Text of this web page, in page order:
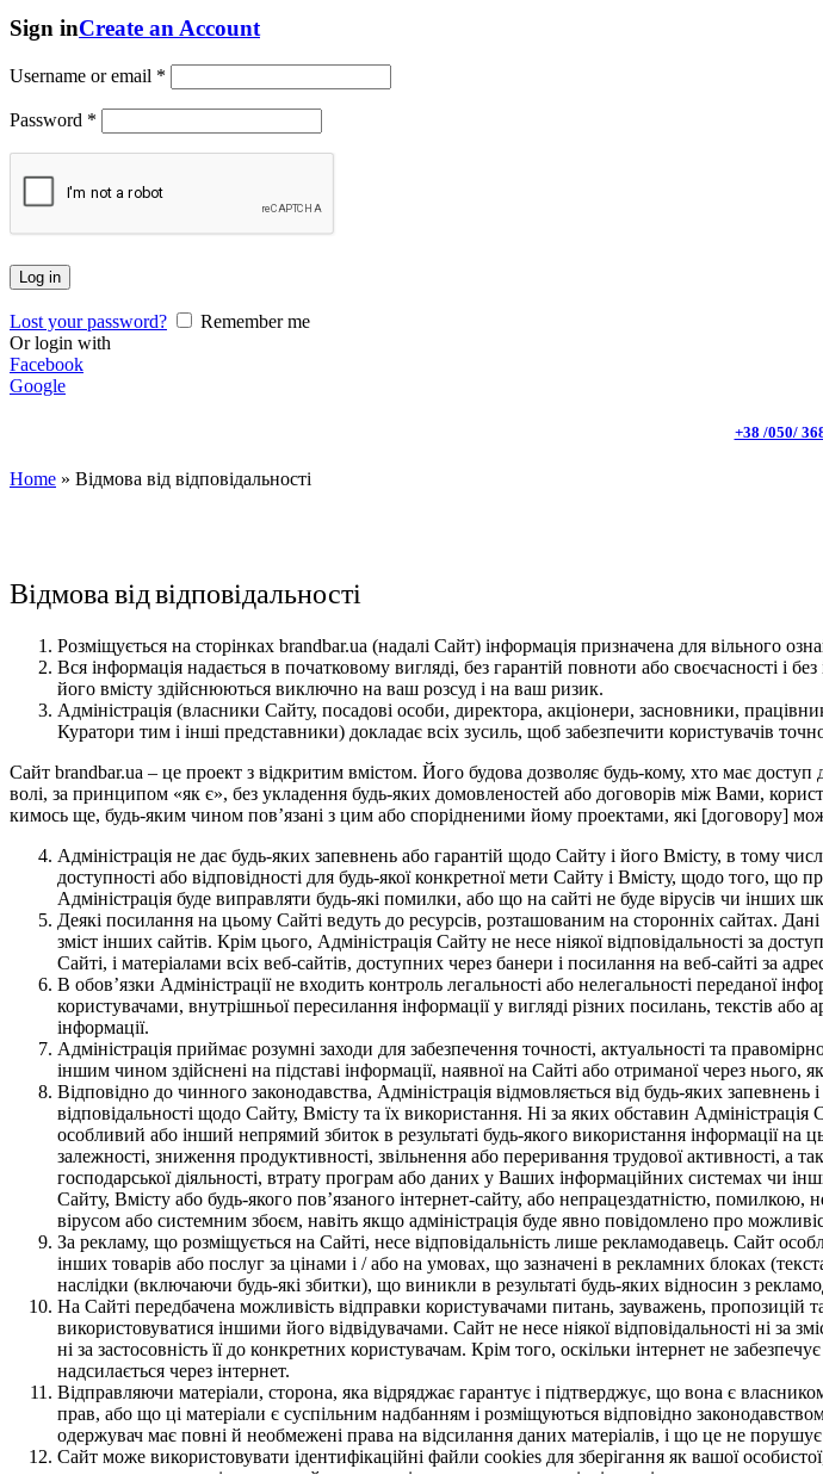
Sign inCreate an Account
Username or email *
Password *
Log in
Lost your password?
Remember me
Or login with
Facebook
Google
+38 /050/
Home » Відмова від відповідальності
Відмова від відповідальності
Розміщується на сторінках brandbar.ua (надалі Сайт) інформація призначена для вільного
Вся інформація надається в початковому вигляді, без гарантій повноти або своєчасності
його вмісту здійснюються виключно на ваш розсуд і на ваш ризик.
Адміністрація (власники Сайту, посадові особи, директора, акціонери, засновники,
Куратори тим і інші представники) докладає всіх зусиль, щоб забезпечити користувачів
Cайт brandbar.ua – це проект з відкритим вмістом. Його будова дозволяє будь-кому, хто має
волі, за принципом «як є», без укладення будь-яких домовленостей або договорів між Вами,
кимось ще, будь-яким чином пов’язані з цим або спорідненими йому проектами, які [договору]
Адміністрація не дає будь-яких запевнень або гарантій щодо Сайту і його Вмісту, в тому
доступності або відповідності для будь-якої конкретної мети Сайту і Вмісту, щодо того,
Адміністрація буде виправляти будь-які помилки, або що на сайті не буде вірусів чи інших
Деякі посилання на цьому Сайті ведуть до ресурсів, розташованим на сторонніх сайтах.
зміст інших сайтів. Крім цього, Адміністрація Сайту не несе ніякої відповідальності за
Сайті, і матеріалами всіх веб-сайтів, доступних через банери і посилання на веб-сайті за
В обов’язки Адміністрації не входить контроль легальності або нелегальності переданої
користувачами, внутрішньої пересилання інформації у вигляді різних посилань, текстів
інформації.
Адміністрація приймає розумні заходи для забезпечення точності, актуальності та
іншим чином здійснені на підставі інформації, наявної на Сайті або отриманої через нього,
Відповідно до чинного законодавства, Адміністрація відмовляється від будь-яких
відповідальності щодо Сайту, Вмісту та їх використання. Ні за яких обставин
особливий або інший непрямий збиток в результаті будь-якого використання інформації
залежності, зниження продуктивності, звільнення або переривання трудової активності, а
господарської діяльності, втрату програм або даних у Ваших інформаційних системах
Сайту, Вмісту або будь-якого пов’язаного інтернет-сайту, або непрацездатністю,
вірусом або системним збоєм, навіть якщо адміністрація буде явно повідомлено про
За рекламу, що розміщується на Сайті, несе відповідальність лише рекламодавець. Сайт
інших товарів або послуг за цінами і / або на умовах, що зазначені в рекламних блоках
наслідки (включаючи будь-які збитки), що виникли в результаті будь-яких відносин з
На Сайті передбачена можливість відправки користувачами питань, зауважень, пропозицій
використовуватися іншими його відвідувачами. Сайт не несе ніякої відповідальності ні за
ні за застосовність її до конкретних користувачам. Крім того, оскільки інтернет не
надсилається через інтернет.
Відправляючи матеріали, сторона, яка відряджає гарантує і підтверджує, що вона є
прав, або що ці матеріали є суспільним надбанням і розміщуються відповідно
одержувач має повні й необмежені права на відсилання даних матеріалів, і що це не порушує
Сайт може використовувати ідентифікаційні файли cookies для зберігання як вашої